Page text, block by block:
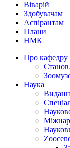
Віварій
Здобувачам
Аспірантам
Плани
НМК
Про кафедру
Наука